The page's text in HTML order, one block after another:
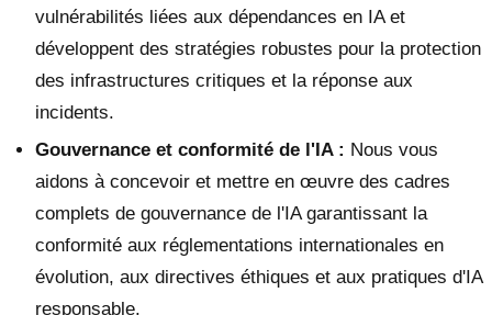
vulnérabilités liées aux dépendances en IA et
développent des stratégies robustes pour la protection
des infrastructures critiques et la réponse aux
incidents.
Gouvernance et conformité de l'IA : Nous vous
aidons à concevoir et mettre en œuvre des cadres
complets de gouvernance de l'IA garantissant la
conformité aux réglementations internationales en
évolution, aux directives éthiques et aux pratiques d'IA
responsable.